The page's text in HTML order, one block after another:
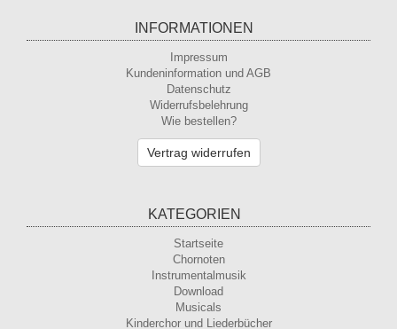
INFORMATIONEN
Impressum
Kundeninformation und AGB
Datenschutz
Widerrufsbelehrung
Wie bestellen?
Vertrag widerrufen
KATEGORIEN
Startseite
Chornoten
Instrumentalmusik
Download
Musicals
Kinderchor und Liederbücher